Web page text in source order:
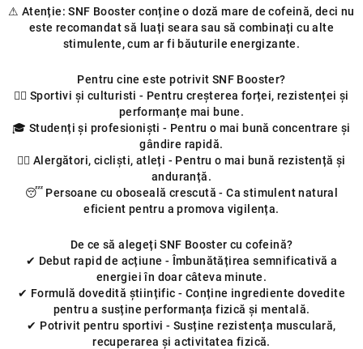
⚠ Atenție: SNF Booster conține o doză mare de cofeină, deci nu
este recomandat să luați seara sau să combinați cu alte
stimulente, cum ar fi băuturile energizante.
Pentru cine este potrivit SNF Booster?
🏋️‍♂️ Sportivi și culturisti - Pentru creșterea forței, rezistenței și
performanțe mai bune.
🎓 Studenți și profesioniști - Pentru o mai bună concentrare și
gândire rapidă.
🚴‍♂️ Alergători, cicliști, atleți - Pentru o mai bună rezistență și
anduranță.
😴 Persoane cu oboseală crescută - Ca stimulent natural
eficient pentru a promova vigilența.
De ce să alegeți SNF Booster cu cofeină?
✔ Debut rapid de acțiune - Îmbunătățirea semnificativă a
energiei în doar câteva minute.
✔ Formulă dovedită științific - Conține ingrediente dovedite
pentru a susține performanța fizică și mentală.
✔ Potrivit pentru sportivi - Susține rezistența musculară,
recuperarea și activitatea fizică.